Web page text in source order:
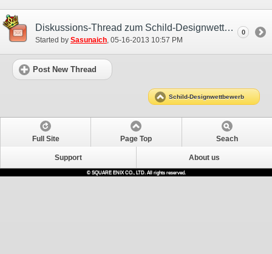
Diskussions-Thread zum Schild-Designwettbewerb
Started by Sasunaich‎, 05-16-2013 10:57 PM
0
Post New Thread
Schild-Designwettbewerb
Full Site Page Top Seach
Support About us
© SQUARE ENIX CO., LTD. All rights reserved.